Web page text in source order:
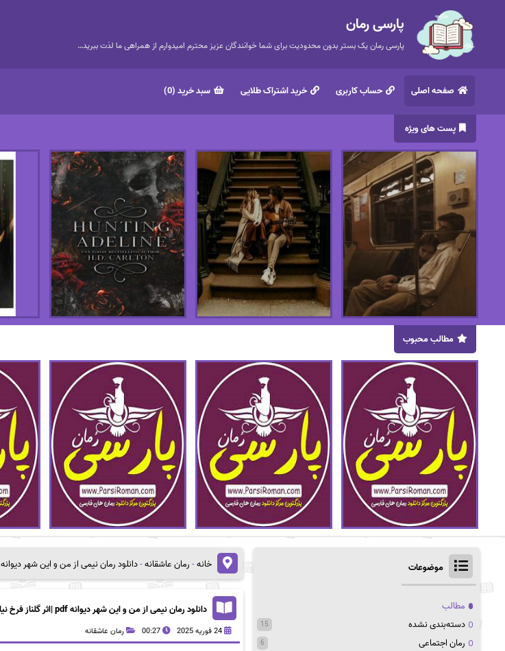
پارسی رمان
پارسی رمان یک بستر بدون محدودیت برای شما خوانندگان عزیز محترم امیدوارم از همراهی ما لذت ببرید…
صفحه اصلی حساب کاربری خرید اشتراک طلایی سبد خرید (0)
پست های ویژه
مطالب محبوب
خانه-رمان عاشقانه-دانلود رمان نیمی از من و این شهر دیوانه pdf |اثر گلناز فرخ نیا
دانلود رمان نیمی از من و این شهر دیوانه pdf |اثر گلناز فرخ نیا
24 فوریه 2025 00:27 رمان عاشقانه
موضوعات
مطالب
دسته‌بندی نشده
15
رمان اجتماعی 6